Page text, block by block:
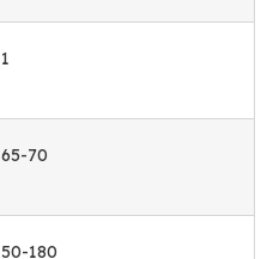
1
65-70
50-180